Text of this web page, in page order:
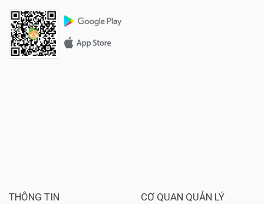
THÔNG TIN CƠ QUAN QUẢN LÝ